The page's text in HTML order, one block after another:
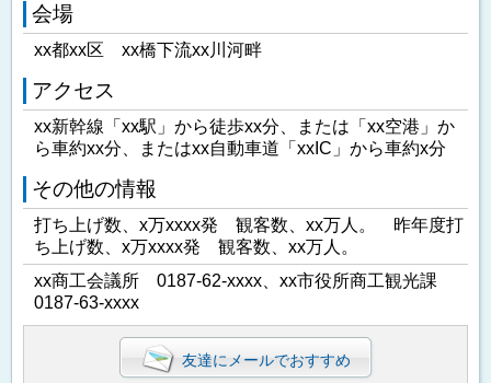
会場
xx都xx区 xx橋下流xx川河畔
アクセス
xx新幹線「xx駅」から徒歩xx分、または「xx空港」か
ら車約xx分、またはxx自動車道「xxIC」から車約x分
その他の情報
打ち上げ数、x万xxxx発 観客数、xx万人。 昨年度打
ち上げ数、x万xxxx発 観客数、xx万人。
xx商工会議所 0187-62-xxxx、xx市役所商工観光課
0187-63-xxxx
友達にメールでおすすめ